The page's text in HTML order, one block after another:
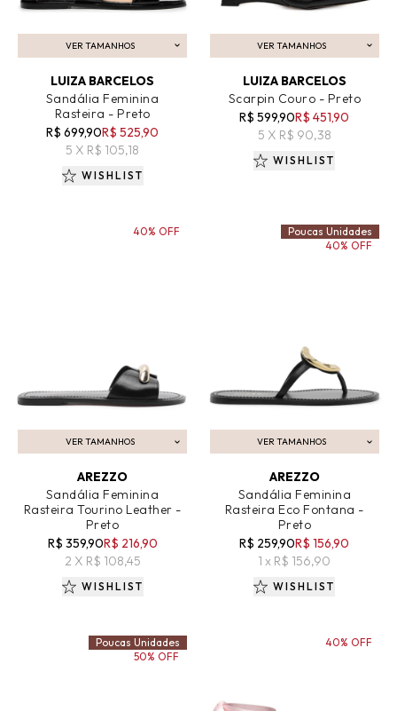
VER TAMANHOS
ADICIONAR AO CARRINHO
LUIZA BARCELOS
Sandália Feminina
Rasteira - Preto
R$ 699,90R$ 525,90
5 X R$ 105,18
WISHLIST
VER TAMANHOS
ADICIONAR AO CARRINHO
LUIZA BARCELOS
Scarpin Couro - Preto
R$ 599,90R$ 451,90
5 X R$ 90,38
WISHLIST
VER TAMANHOS
ADICIONAR AO CARRINHO
AREZZO
Sandália Feminina
Rasteira Tourino Leather -
Preto
R$ 359,90R$ 216,90
2 X R$ 108,45
40% OFF
WISHLIST
VER TAMANHOS
ADICIONAR AO CARRINHO
AREZZO
Sandália Feminina
Rasteira Eco Fontana -
Preto
R$ 259,90R$ 156,90
1 x R$ 156,90
Poucas Unidades
40% OFF
WISHLIST
Poucas Unidades
50% OFF
40% OFF